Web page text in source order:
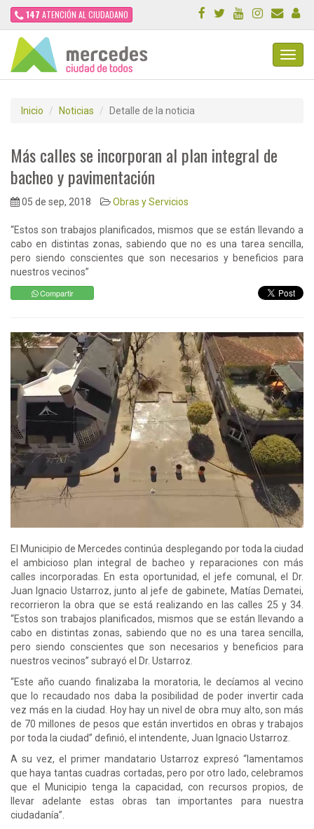
147 ATENCIÓN AL CIUDADANO
Inicio Noticias Detalle de la noticia
Más calles se incorporan al plan integral de
bacheo y pavimentación
05 de sep, 2018 Obras y Servicios
“Estos son trabajos planificados, mismos que se están llevando a
cabo en distintas zonas, sabiendo que no es una tarea sencilla,
pero siendo conscientes que son necesarios y beneficios para
nuestros vecinos”
Compartir
El Municipio de Mercedes continúa desplegando por toda la ciudad
el ambicioso plan integral de bacheo y reparaciones con más
calles incorporadas. En esta oportunidad, el jefe comunal, el Dr.
Juan Ignacio Ustarroz, junto al jefe de gabinete, Matías Dematei,
recorrieron la obra que se está realizando en las calles 25 y 34.
“Estos son trabajos planificados, mismos que se están llevando a
cabo en distintas zonas, sabiendo que no es una tarea sencilla,
pero siendo conscientes que son necesarios y beneficios para
nuestros vecinos” subrayó el Dr. Ustarroz.
“Este año cuando finalizaba la moratoria, le decíamos al vecino
que lo recaudado nos daba la posibilidad de poder invertir cada
vez más en la ciudad. Hoy hay un nivel de obra muy alto, son más
de 70 millones de pesos que están invertidos en obras y trabajos
por toda la ciudad” definió, el intendente, Juan Ignacio Ustarroz.
A su vez, el primer mandatario Ustarroz expresó “lamentamos
que haya tantas cuadras cortadas, pero por otro lado, celebramos
que el Municipio tenga la capacidad, con recursos propios, de
llevar adelante estas obras tan importantes para nuestra
ciudadanía”.